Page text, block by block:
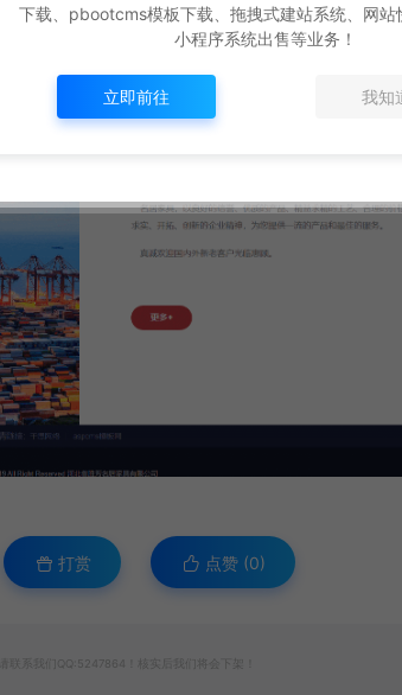
打赏 点赞 (0)
系我们QQ:5247864！核实后我们将会下架！
下载、pbootcms模板下载、拖拽式建站系统、网站
小程序系统出售等业务！
立即前往 我知